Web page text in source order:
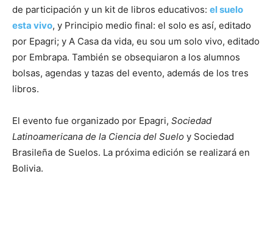
de participación y un kit de libros educativos: el suelo
esta vivo, y Principio medio final: el solo es así, editado
por Epagri; y A Casa da vida, eu sou um solo vivo, editado
por Embrapa. También se obsequiaron a los alumnos
bolsas, agendas y tazas del evento, además de los tres
libros.
El evento fue organizado por Epagri, Sociedad
Latinoamericana de la Ciencia del Suelo y Sociedad
Brasileña de Suelos. La próxima edición se realizará en
Bolivia.